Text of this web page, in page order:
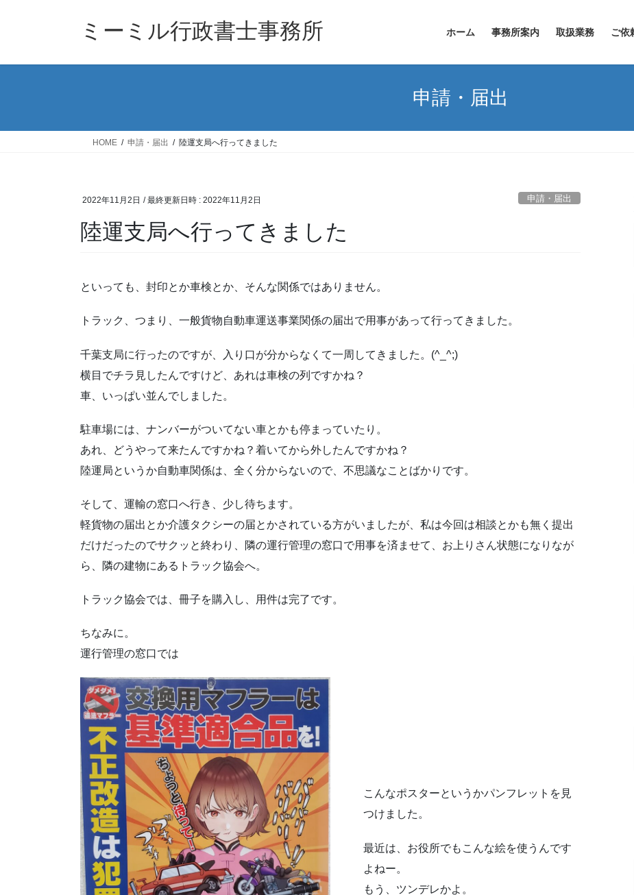
ミーミル行政書士事務所 ホーム 事務所案内 取扱業務 ご依
申請・届出
HOME 申請・届出 陸運支局へ行ってきました
2022年11月2日 / 最終更新日時 : 2022年11月2日 申請・届出
陸運支局へ行ってきました
といっても、封印とか車検とか、そんな関係ではありません。
トラック、つまり、一般貨物自動車運送事業関係の届出で用事があって行ってきました。
千葉支局に行ったのですが、入り口が分からなくて一周してきました。(^_^;)
横目でチラ見したんですけど、あれは車検の列ですかね？
車、いっぱい並んでしました。
駐車場には、ナンバーがついてない車とかも停まっていたり。
あれ、どうやって来たんですかね？着いてから外したんですかね？
陸運局というか自動車関係は、全く分からないので、不思議なことばかりです。
そして、運輸の窓口へ行き、少し待ちます。
軽貨物の届出とか介護タクシーの届とかされている方がいましたが、私は今回は相談とかも無く提出
だけだったのでサクッと終わり、隣の運行管理の窓口で用事を済ませて、お上りさん状態になりなが
ら、隣の建物にあるトラック協会へ。
トラック協会では、冊子を購入し、用件は完了です。
ちなみに。
運行管理の窓口では
こんなポスターというかパンフレットを見
つけました。
最近は、お役所でもこんな絵を使うんです
よねー。
もう、ツンデレかよ。